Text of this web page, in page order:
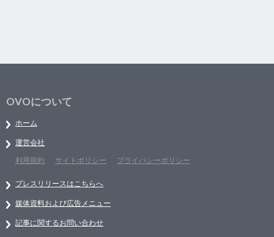
OVOについて
ホーム
運営会社
利用規約
サイトポリシー プライバシーポリシー
プレスリリースはこちらへ
媒体資料および広告メニュー
記事に関するお問い合わせ